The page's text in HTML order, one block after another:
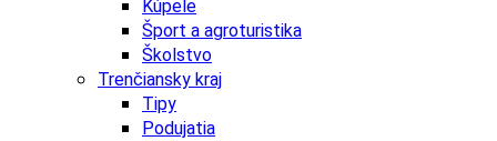
Kúpele
Šport a agroturistika
Školstvo
Trenčiansky kraj
Tipy
Podujatia